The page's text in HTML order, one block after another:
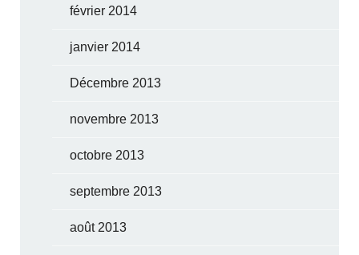
février 2014
janvier 2014
Décembre 2013
novembre 2013
octobre 2013
septembre 2013
août 2013